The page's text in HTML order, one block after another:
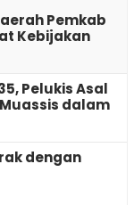
Pemkab
Kebijakan
Pelukis Asal
dalam
dengan